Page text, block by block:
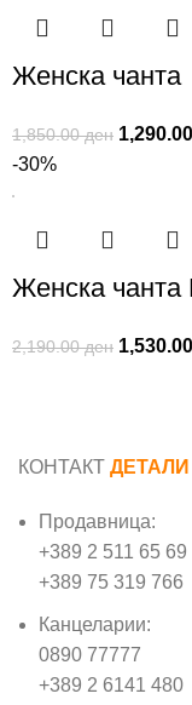
Женска чанта
1,850.00ден
-30%
Женска чанта
2,190.00ден
КОНТАКТ ДЕТАЛИ
Продавница:
+389 2 511 65 69
+389 75 319 766
Канцеларии:
0890 77777
+389 2 6141 480